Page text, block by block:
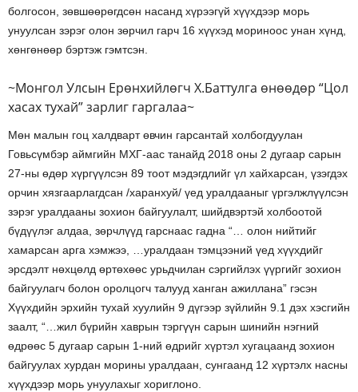
болгосон, зөвшөөрөгдсөн насанд хүрээгүй хүүхдээр морь
унуулсан зэрэг олон зөрчил гарч 16 хүүхэд мориноос унан хүнд,
хөнгөнөөр бэртэж гэмтсэн.
~Монгол Улсын Ерөнхийлөгч Х.Баттулга өнөөдөр “Цол
хасах тухай” зарлиг гаргалаа~
Мөн малын гоц халдварт өвчин гарсантай холбогдуулан
Говьсүмбэр аймгийн МХГ-аас танайд 2018 оны 2 дугаар сарын
27-ны өдөр хүргүүлсэн 89 тоот мэдэгдлийг үл хайхарсан, үзэгдэх
орчин хязгаарлагдсан /харанхуй/ үед уралдааныг үргэлжлүүлсэн
зэрэг уралдааны зохион байгуулалт, шийдвэртэй холбоотой
бүдүүлэг алдаа, зөрчлүүд гарснаас гадна “… олон нийтийг
хамарсан арга хэмжээ, …уралдаан тэмцээний үед хүүхдийг
эрсдэлт нөхцөлд өртөхөөс урьдчилан сэргийлэх үүргийг зохион
байгуулагч болон оролцогч талууд ханган ажиллана” гэсэн
Хүүхдийн эрхийн тухай хуулийн 9 дүгээр зүйлийн 9.1 дэх хэсгийн
заалт, “…жил бүрийн хаврын тэргүүн сарын шинийн нэгний
өдрөөс 5 дугаар сарын 1-ний өдрийг хүртэл хугацаанд зохион
байгуулах хурдан морины уралдаан, сунгаанд 12 хүртэлх насны
хүүхдээр морь унуулахыг хориглоно.